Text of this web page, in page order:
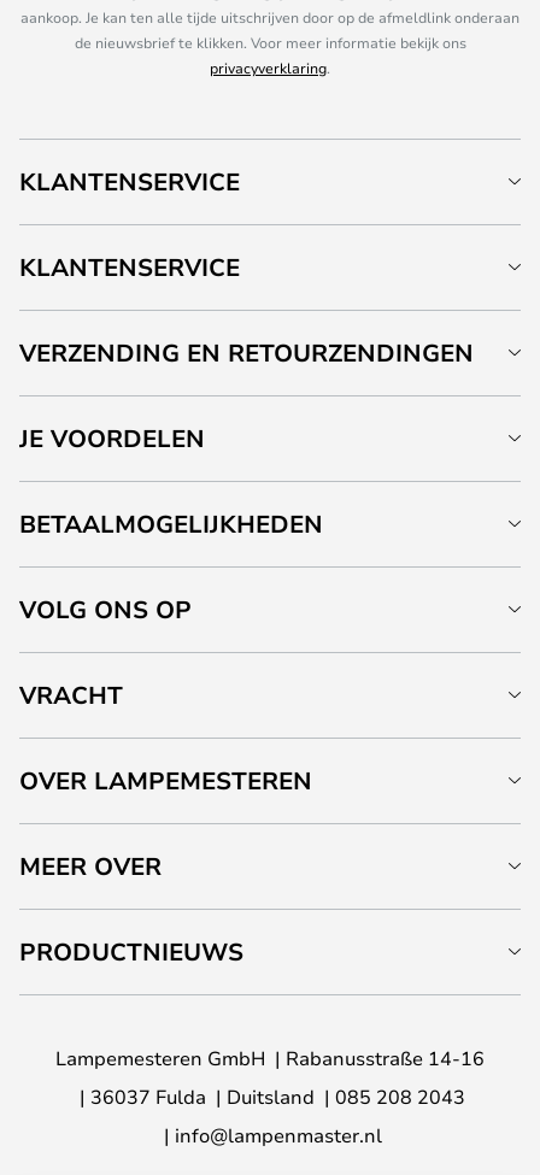
aankoop. Je kan ten alle tijde uitschrijven door op de afmeldlink onderaan
de nieuwsbrief te klikken. Voor meer informatie bekijk ons
privacyverklaring.
KLANTENSERVICE
KLANTENSERVICE
VERZENDING EN RETOURZENDINGEN
JE VOORDELEN
BETAALMOGELIJKHEDEN
VOLG ONS OP
VRACHT
OVER LAMPEMESTEREN
MEER OVER
PRODUCTNIEUWS
Lampemesteren GmbH
Rabanusstraße 14-16
36037 Fulda
Duitsland
085 208 2043
info@lampenmaster.nl